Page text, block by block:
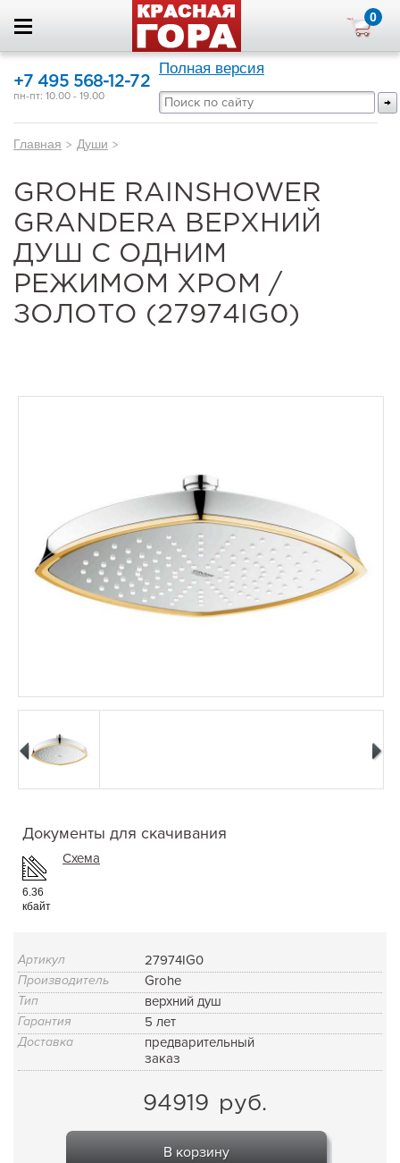
0
+7 495 568-12-72
пн-пт: 10.00 - 19.00
Полная версия
Главная > Души >
GROHE RAINSHOWER
GRANDERA ВЕРХНИЙ
ДУШ С ОДНИМ
РЕЖИМОМ ХРОМ /
ЗОЛОТО (27974IG0)
Документы для скачивания
6.36
кбайт
Схема
Артикул 27974IG0
Производитель Grohe
Тип верхний душ
Гарантия 5 лет
Доставка
предварительный
заказ
94919 руб.
В корзину